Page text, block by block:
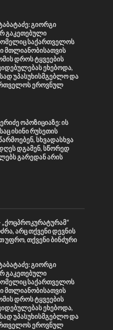
გიორგი
გაკეთებული
საქართველოს
მთლიანობისათვის
დროს ტყვეების
ეხებოდა,
უპასუხისმგებლო და
ეროვნულ
ოპოზიციაზე: ის
ისინი რუსეთის
სხვადასხვა
დღეს დგამენ, სწორედ
გარედან არის
„ქოცპროკურატურამ“
არც თქვენი დევნის
უფრო, თქვენი ბინძური
გიორგი
გაკეთებული
საქართველოს
მთლიანობისათვის
დროს ტყვეების
ეხებოდა,
უპასუხისმგებლო და
ეროვნულ